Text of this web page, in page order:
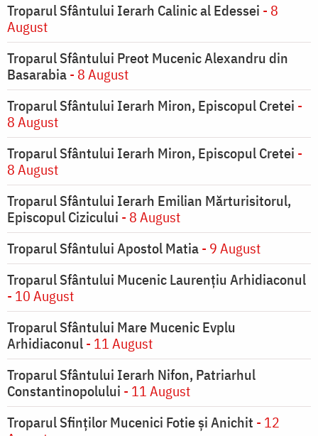
Troparul Sfântului Ierarh Calinic al Edessei - 8
August
Troparul Sfântului Preot Mucenic Alexandru din
Basarabia- 8 August
Troparul Sfântului Ierarh Miron, Episcopul Cretei -
8 August
Troparul Sfântului Ierarh Miron, Episcopul Cretei -
8 August
Troparul Sfântului Ierarh Emilian Mărturisitorul,
Episcopul Cizicului - 8 August
Troparul Sfântului Apostol Matia- 9 August
Troparul Sfântului Mucenic Laurențiu Arhidiaconul
- 10 August
Troparul Sfântului Mare Mucenic Evplu
Arhidiaconul- 11 August
Troparul Sfântului Ierarh Nifon, Patriarhul
Constantinopolului - 11 August
Troparul Sfinţilor Mucenici Fotie şi Anichit - 12